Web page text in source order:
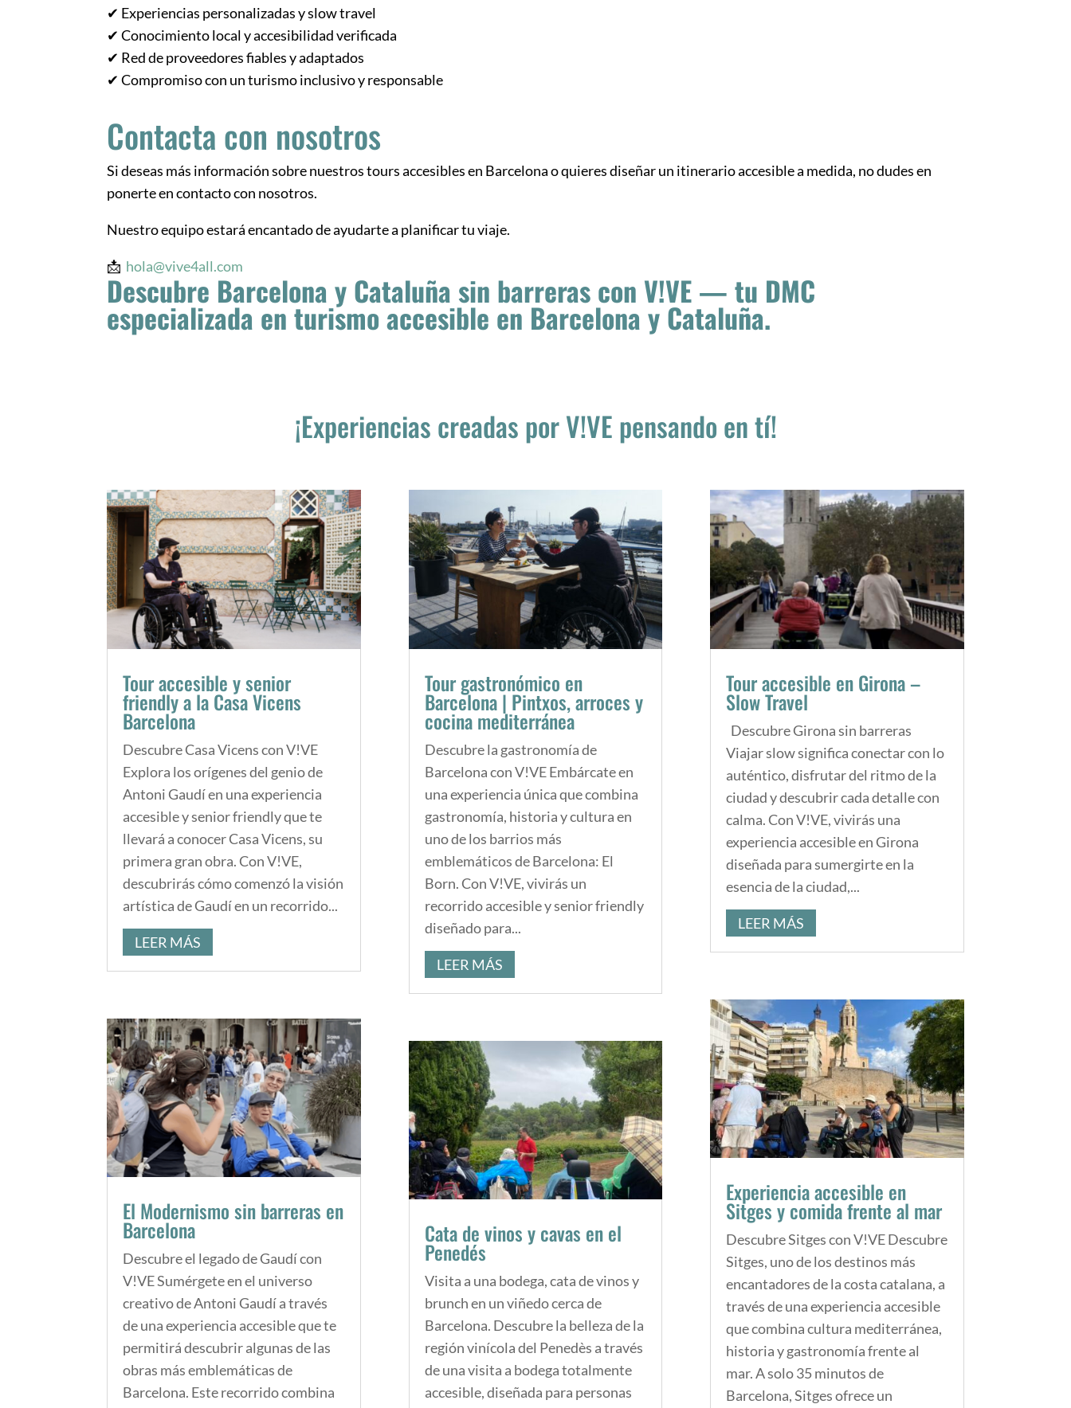
✔ Experiencias personalizadas y slow travel
✔ Conocimiento local y accesibilidad verificada
✔ Red de proveedores fiables y adaptados
✔ Compromiso con un turismo inclusivo y responsable
Contacta con nosotros
Si deseas más información sobre nuestros tours accesibles en Barcelona o quieres diseñar un itinerario accesible a medida, no dudes en
ponerte en contacto con nosotros.
Nuestro equipo estará encantado de ayudarte a planificar tu viaje.
📩 hola@vive4all.com
Descubre Barcelona y Cataluña sin barreras con V!VE — tu DMC
especializada en turismo accesible en Barcelona y Cataluña.
¡Experiencias creadas por V!VE pensando en tí!
Tour accesible y senior
friendly a la Casa Vicens
Barcelona
Descubre Casa Vicens con V!VE
Explora los orígenes del genio de
Antoni Gaudí en una experiencia
accesible y senior friendly que te
llevará a conocer Casa Vicens, su
primera gran obra. Con V!VE,
descubrirás cómo comenzó la visión
artística de Gaudí en un recorrido...
LEER MÁS
El Modernismo sin barreras en
Barcelona
Descubre el legado de Gaudí con
V!VE Sumérgete en el universo
creativo de Antoni Gaudí a través
de una experiencia accesible que te
permitirá descubrir algunas de las
obras más emblemáticas de
Barcelona. Este recorrido combina
Tour gastronómico en
Barcelona | Pintxos, arroces y
cocina mediterránea
Descubre la gastronomía de
Barcelona con V!VE Embárcate en
una experiencia única que combina
gastronomía, historia y cultura en
uno de los barrios más
emblemáticos de Barcelona: El
Born. Con V!VE, vivirás un
recorrido accesible y senior friendly
diseñado para...
LEER MÁS
Cata de vinos y cavas en el
Penedés
Visita a una bodega, cata de vinos y
brunch en un viñedo cerca de
Barcelona. Descubre la belleza de la
región vinícola del Penedès a través
de una visita a bodega totalmente
accesible, diseñada para personas
Tour accesible en Girona –
Slow Travel
Descubre Girona sin barreras
Viajar slow significa conectar con lo
auténtico, disfrutar del ritmo de la
ciudad y descubrir cada detalle con
calma. Con V!VE, vivirás una
experiencia accesible en Girona
diseñada para sumergirte en la
esencia de la ciudad,...
LEER MÁS
Experiencia accesible en
Sitges y comida frente al mar
Descubre Sitges con V!VE Descubre
Sitges, uno de los destinos más
encantadores de la costa catalana, a
través de una experiencia accesible
que combina cultura mediterránea,
historia y gastronomía frente al
mar. A solo 35 minutos de
Barcelona, Sitges ofrece un